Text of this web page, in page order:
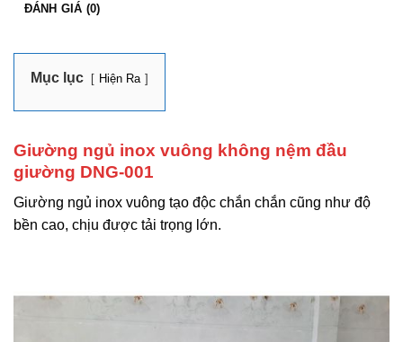
ĐÁNH GIÁ (0)
Mục lục Hiện Ra
Giường ngủ inox vuông không nệm đầu
giường DNG-001
Giường ngủ inox vuông tạo độc chắn chắn cũng như độ
bền cao, chịu được tải trọng lớn.